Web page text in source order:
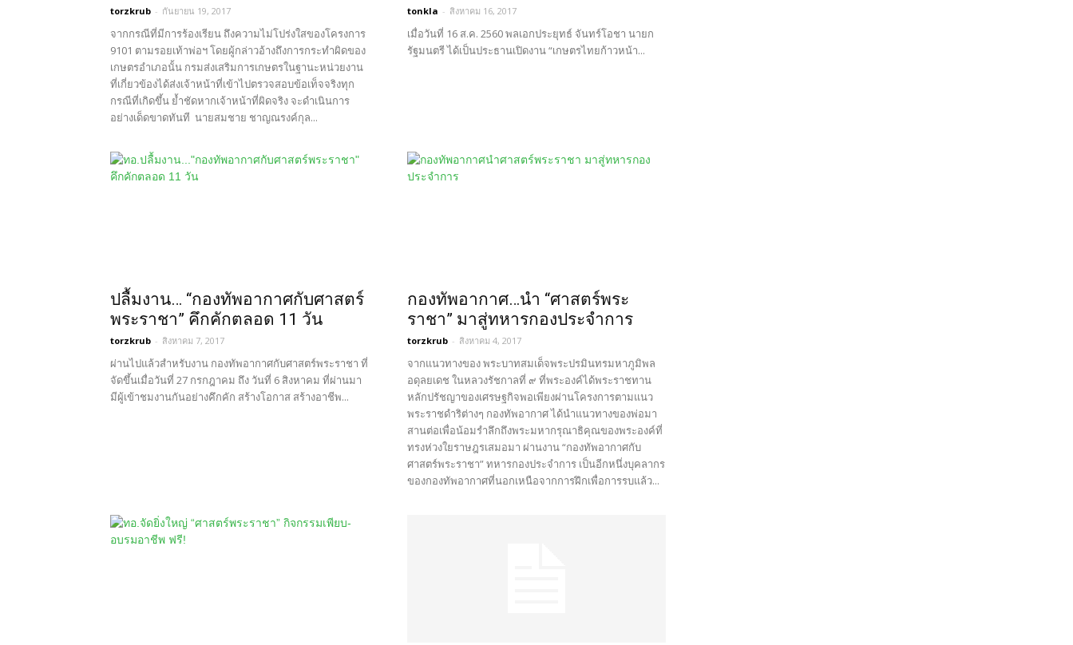
torzkrub - กันยายน 19, 2017
จากกรณีที่มีการร้องเรียน ถึงความไม่โปร่งใสของโครงการ
9101 ตามรอยเท้าพ่อฯ โดยผู้กล่าวอ้างถึงการกระทำผิดของ
เกษตรอำเภอนั้น กรมส่งเสริมการเกษตรในฐานะหน่วยงาน
ที่เกี่ยวข้องได้ส่งเจ้าหน้าที่เข้าไปตรวจสอบข้อเท็จจริงทุก
กรณีที่เกิดขึ้น ย้ำชัดหากเจ้าหน้าที่ผิดจริง จะดำเนินการ
อย่างเด็ดขาดทันที นายสมชาย ชาญณรงค์กุล...
tonkla - สิงหาคม 16, 2017
เมื่อวันที่ 16 ส.ค. 2560 พลเอกประยุทธ์ จันทร์โอชา นายก
รัฐมนตรี ได้เป็นประธานเปิดงาน “เกษตรไทยก้าวหน้า...
ปลื้มงาน… “กองทัพอากาศกับศาสตร์
พระราชา” คึกคักตลอด 11 วัน
torzkrub - สิงหาคม 7, 2017
ผ่านไปแล้วสำหรับงาน กองทัพอากาศกับศาสตร์พระราชา ที่
จัดขึ้นเมื่อวันที่ 27 กรกฎาคม ถึง วันที่ 6 สิงหาคม ที่ผ่านมา
มีผู้เข้าชมงานกันอย่างคึกคัก สร้างโอกาส สร้างอาชีพ...
กองทัพอากาศ…นำ “ศาสตร์พระ
ราชา” มาสู่ทหารกองประจำการ
torzkrub - สิงหาคม 4, 2017
จากแนวทางของ พระบาทสมเด็จพระปรมินทรมหาภูมิพล
อดุลยเดช ในหลวงรัชกาลที่ ๙ ที่พระองค์ได้พระราชทาน
หลักปรัชญาของเศรษฐกิจพอเพียงผ่านโครงการตามแนว
พระราชดำริต่างๆ กองทัพอากาศ ได้นำแนวทางของพ่อมา
สานต่อเพื่อน้อมรำลึกถึงพระมหากรุณาธิคุณของพระองค์ที่
ทรงห่วงใยราษฎรเสมอมา ผ่านงาน “กองทัพอากาศกับ
ศาสตร์พระราชา” ทหารกองประจำการ เป็นอีกหนึ่งบุคลากร
ของกองทัพอากาศที่นอกเหนือจากการฝึกเพื่อการรบแล้ว...